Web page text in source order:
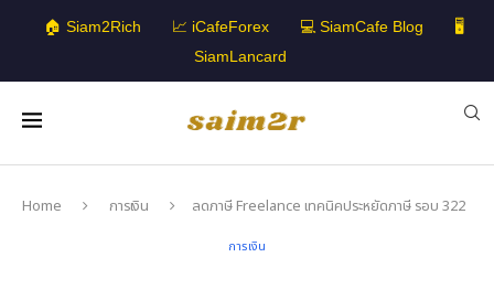
🏠 Siam2Rich 📈 iCafeForex 💻 SiamCafe Blog
🖥️
SiamLancard
Home การเงิน ลดภาษี Freelance เทคนิคประหยัดภาษี รอบ 322
การเงิน